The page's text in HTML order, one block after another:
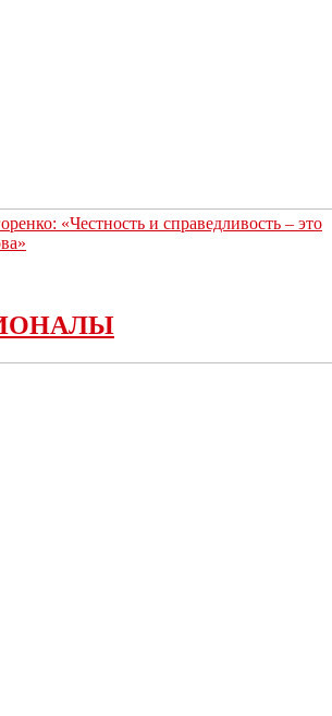
«Честность и справедливость – это